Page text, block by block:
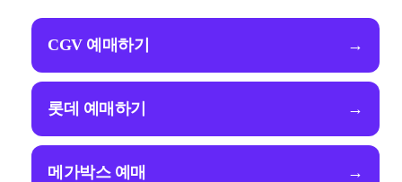
CGV 예매하기 →
롯데 예매하기 →
메가박스 예매 →